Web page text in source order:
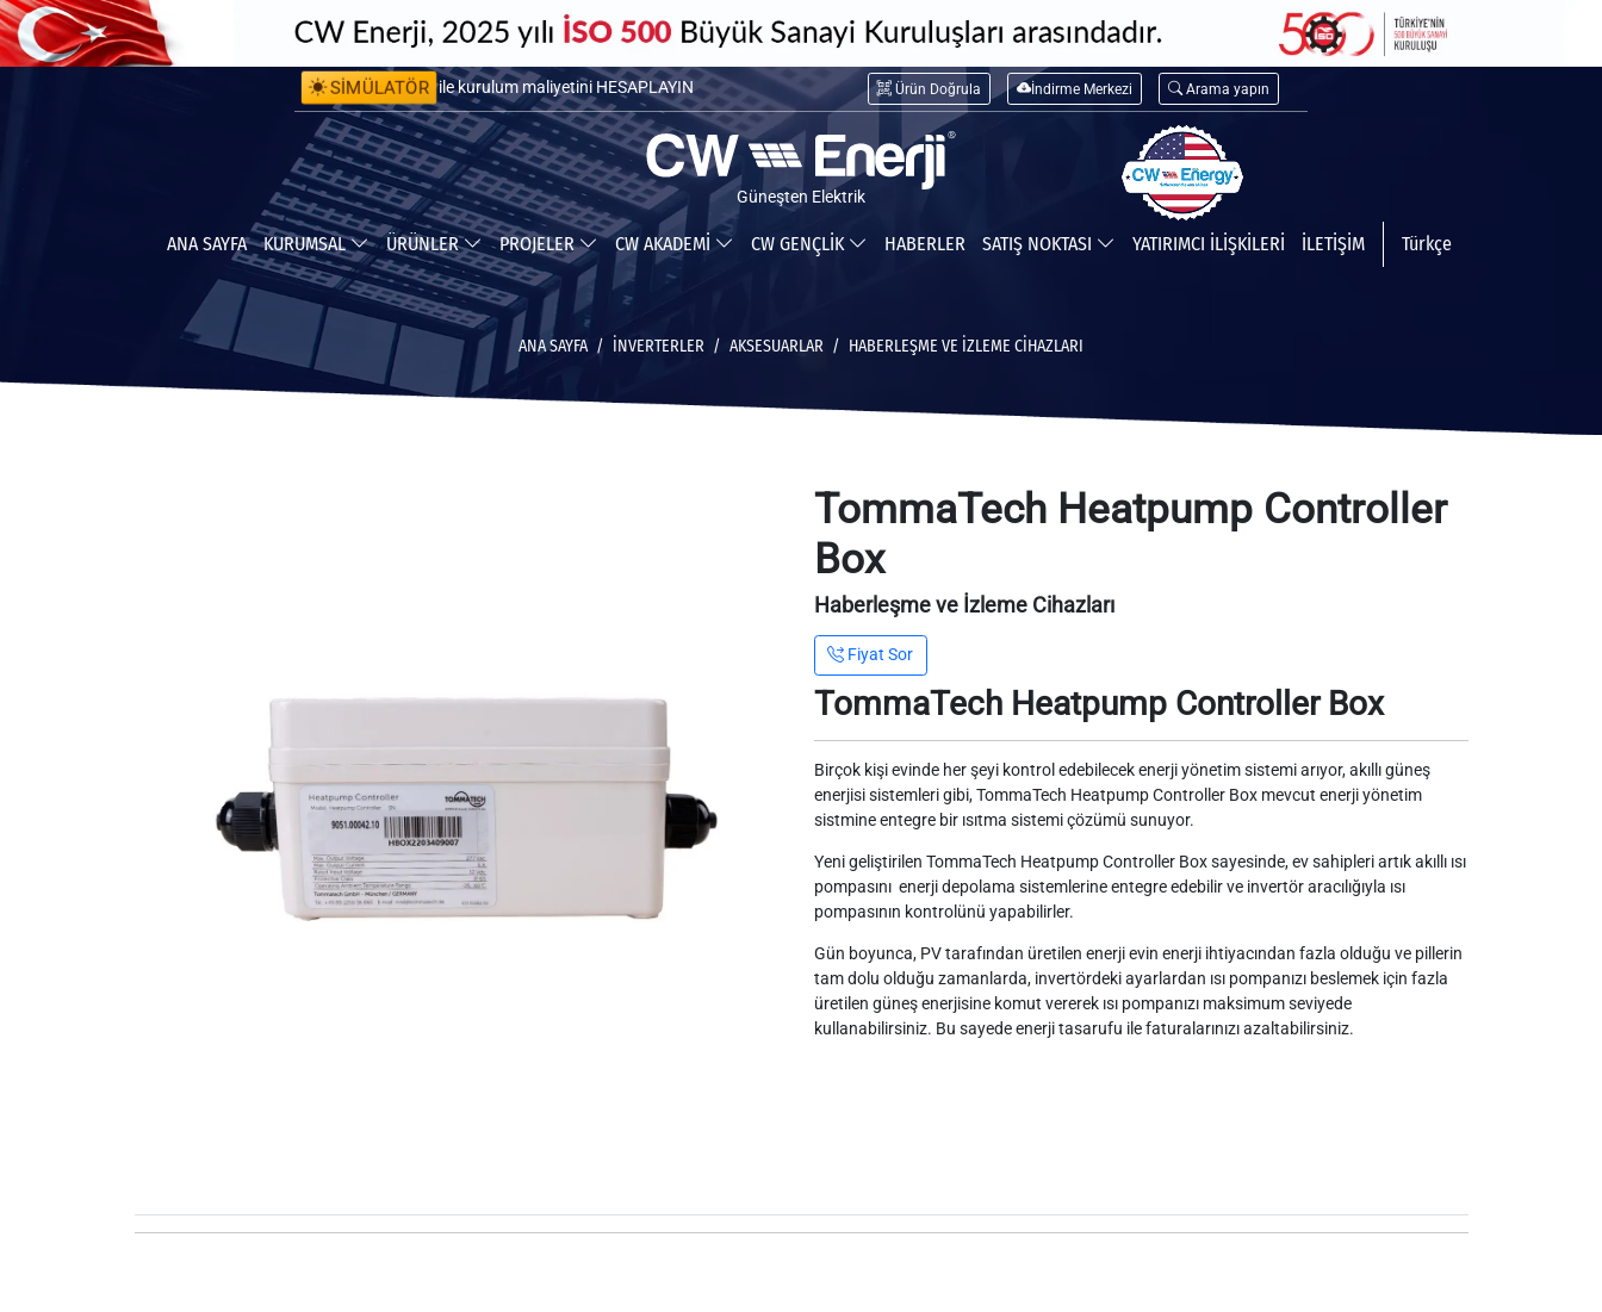
SİMÜLATÖR
ile kurulum maliyetini HESAPLAYIN
ile yapabileceğiniz tasarrufu HESAPLAYIN
Ürün Doğrula İndirme Merkezi Arama yapın
Güneşten Elektrik
ANA SAYFA KURUMSAL ÜRÜNLER PROJELER CW AKADEMİ CW GENÇLİK HABERLER SATIŞ NOKTASI YATIRIMCI İLİŞKİLERİ İLETİŞİM Türkçe
ANA SAYFA İNVERTERLER AKSESUARLAR HABERLEŞME VE İZLEME CIHAZLARI
TommaTech Heatpump Controller
Box
Haberleşme ve İzleme Cihazları
Fiyat Sor
TommaTech Heatpump Controller Box
Birçok kişi evinde her şeyi kontrol edebilecek enerji yönetim sistemi arıyor, akıllı güneş
enerjisi sistemleri gibi, TommaTech Heatpump Controller Box mevcut enerji yönetim
sistmine entegre bir ısıtma sistemi çözümü sunuyor.
Yeni geliştirilen TommaTech Heatpump Controller Box sayesinde, ev sahipleri artık akıllı ısı
pompasını enerji depolama sistemlerine entegre edebilir ve invertör aracılığıyla ısı
pompasının kontrolünü yapabilirler.
Gün boyunca, PV tarafından üretilen enerji evin enerji ihtiyacından fazla olduğu ve pillerin
tam dolu olduğu zamanlarda, invertördeki ayarlardan ısı pompanızı beslemek için fazla
üretilen güneş enerjisine komut vererek ısı pompanızı maksimum seviyede
kullanabilirsiniz. Bu sayede enerji tasarufu ile faturalarınızı azaltabilirsiniz.